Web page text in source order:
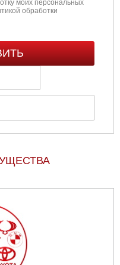
моих персональных
обработки